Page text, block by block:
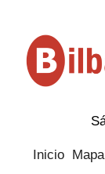
Inicio